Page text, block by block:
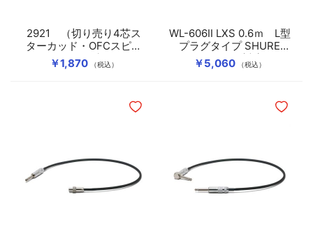
￥1,870 （税込）
2921 （切り売り4芯ス
ターカッド・OFCスピー
カーケーブル）
￥5,060 （税込）
WL-606II LXS 0.6ｍ L型
プラグタイプ SHURE
GLXD16+対応
ほしいものリストに追加 ほしい